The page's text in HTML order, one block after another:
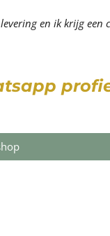
en ik krijg